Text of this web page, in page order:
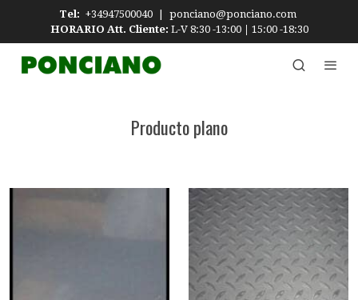
Tel: +34947500040
ponciano@ponciano.com
HORARIO Att. Cliente: L-V 8:30 -13:00 15:00 -18:30
Producto plano